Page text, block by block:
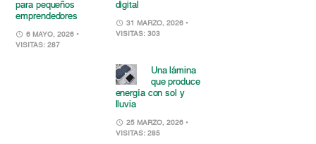
para pequeños
emprendedores
6 MAYO, 2026 •
VISITAS: 287
digital
31 MARZO, 2026 •
VISITAS: 303
Una lámina
que produce
energía con sol y
lluvia
25 MARZO, 2026 •
VISITAS: 285